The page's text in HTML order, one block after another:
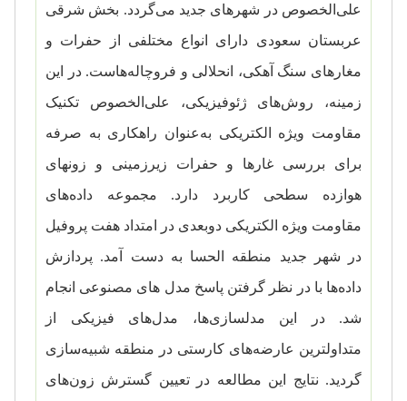
علی‌الخصوص در شهرهای جدید می‌گردد. بخش شرقی
عربستان سعودی دارای انواع مختلفی از حفرات و
مغارهای سنگ آهکی، انحلالی و فروچاله‌هاست. در این
زمینه، روش‌های ژئوفیزیکی، علی‌الخصوص تکنیک
مقاومت ویژه الکتریکی به‌عنوان راهکاری به صرفه
برای بررسی غارها و حفرات زیرزمینی و زونهای
هوازده سطحی کاربرد دارد. مجموعه داده‌های
مقاومت ویژه الکتریکی دوبعدی در امتداد هفت پروفیل
در شهر جدید منطقه الحسا به دست آمد. پردازش
داده‌ها با در نظر گرفتن پاسخ مدل های مصنوعی انجام
شد. در این مدلسازی‌ها، مدل‌های فیزیکی از
متداولترین عارضه‌های کارستی در منطقه شبیه‌سازی
گردید. نتایج این مطالعه در تعیین گسترش زون‌های